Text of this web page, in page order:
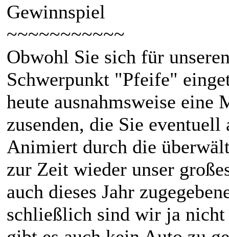
Gewinnspiel
~~~~~~~~~~~
Obwohl Sie sich für
Schwerpunkt "Pfeife"
heute ausnahmsweise
zusenden, die Sie
Animiert durch die
zur Zeit wieder unser
auch dieses Jahr
schließlich sind wir ja